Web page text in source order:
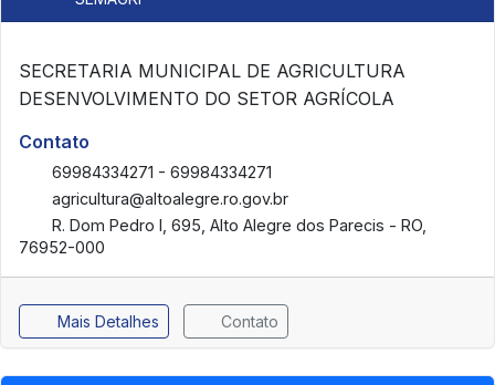
SECRETARIA MUNICIPAL DE AGRICULTURA
DESENVOLVIMENTO DO SETOR AGRÍCOLA
Contato
69984334271 - 69984334271
agricultura@altoalegre.ro.gov.br
R. Dom Pedro I, 695, Alto Alegre dos Parecis - RO,
76952-000
Mais Detalhes Contato